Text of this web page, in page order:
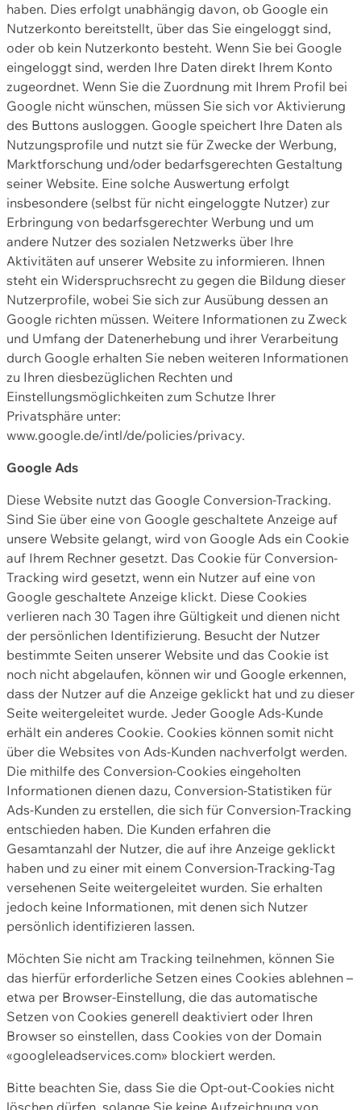
haben. Dies erfolgt unabhängig davon, ob Google ein
Nutzerkonto bereitstellt, über das Sie eingeloggt sind,
oder ob kein Nutzerkonto besteht. Wenn Sie bei Google
eingeloggt sind, werden Ihre Daten direkt Ihrem Konto
zugeordnet. Wenn Sie die Zuordnung mit Ihrem Profil bei
Google nicht wünschen, müssen Sie sich vor Aktivierung
des Buttons ausloggen. Google speichert Ihre Daten als
Nutzungsprofile und nutzt sie für Zwecke der Werbung,
Marktforschung und/oder bedarfsgerechten Gestaltung
seiner Website. Eine solche Auswertung erfolgt
insbesondere (selbst für nicht eingeloggte Nutzer) zur
Erbringung von bedarfsgerechter Werbung und um
andere Nutzer des sozialen Netzwerks über Ihre
Aktivitäten auf unserer Website zu informieren. Ihnen
steht ein Widerspruchsrecht zu gegen die Bildung dieser
Nutzerprofile, wobei Sie sich zur Ausübung dessen an
Google richten müssen. Weitere Informationen zu Zweck
und Umfang der Datenerhebung und ihrer Verarbeitung
durch Google erhalten Sie neben weiteren Informationen
zu Ihren diesbezüglichen Rechten und
Einstellungsmöglichkeiten zum Schutze Ihrer
Privatsphäre unter:
www.google.de/intl/de/policies/privacy.
Google Ads
Diese Website nutzt das Google Conversion-Tracking.
Sind Sie über eine von Google geschaltete Anzeige auf
unsere Website gelangt, wird von Google Ads ein Cookie
auf Ihrem Rechner gesetzt. Das Cookie für Conversion-
Tracking wird gesetzt, wenn ein Nutzer auf eine von
Google geschaltete Anzeige klickt. Diese Cookies
verlieren nach 30 Tagen ihre Gültigkeit und dienen nicht
der persönlichen Identifizierung. Besucht der Nutzer
bestimmte Seiten unserer Website und das Cookie ist
noch nicht abgelaufen, können wir und Google erkennen,
dass der Nutzer auf die Anzeige geklickt hat und zu dieser
Seite weitergeleitet wurde. Jeder Google Ads-Kunde
erhält ein anderes Cookie. Cookies können somit nicht
über die Websites von Ads-Kunden nachverfolgt werden.
Die mithilfe des Conversion-Cookies eingeholten
Informationen dienen dazu, Conversion-Statistiken für
Ads-Kunden zu erstellen, die sich für Conversion-Tracking
entschieden haben. Die Kunden erfahren die
Gesamtanzahl der Nutzer, die auf ihre Anzeige geklickt
haben und zu einer mit einem Conversion-Tracking-Tag
versehenen Seite weitergeleitet wurden. Sie erhalten
jedoch keine Informationen, mit denen sich Nutzer
persönlich identifizieren lassen.
Möchten Sie nicht am Tracking teilnehmen, können Sie
das hierfür erforderliche Setzen eines Cookies ablehnen –
etwa per Browser-Einstellung, die das automatische
Setzen von Cookies generell deaktiviert oder Ihren
Browser so einstellen, dass Cookies von der Domain
«googleleadservices.com» blockiert werden.
Bitte beachten Sie, dass Sie die Opt-out-Cookies nicht